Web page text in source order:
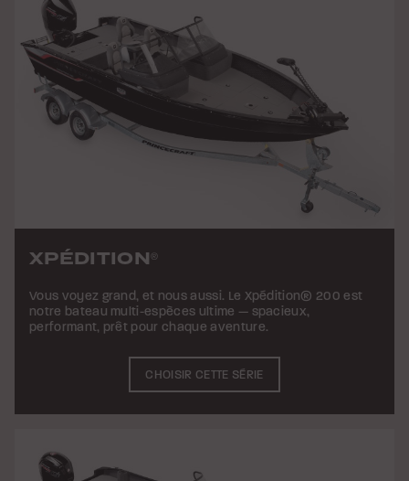
XPÉDITION ®
Vous voyez grand, et nous aussi. Le Xpédition® 200 est
notre bateau multi-espèces ultime — spacieux,
performant, prêt pour chaque aventure.
CHOISIR CETTE SÉRIE